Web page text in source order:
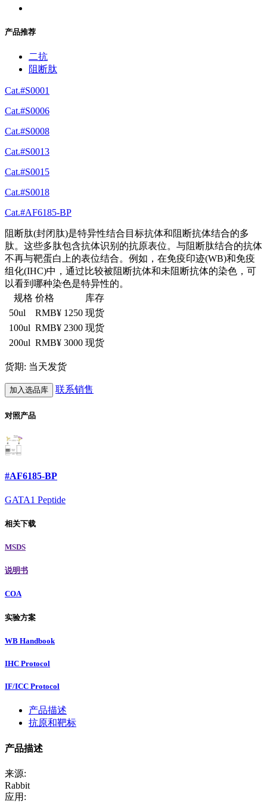
产品推荐
二抗
阻断肽
Cat.#S0001
Cat.#S0006
Cat.#S0008
Cat.#S0013
Cat.#S0015
Cat.#S0018
Cat.#AF6185-BP
阻断肽(封闭肽)是特异性结合目标抗体和阻断抗体结合的多
肽。这些多肽包含抗体识别的抗原表位。与阻断肽结合的抗体
不再与靶蛋白上的表位结合。例如，在免疫印迹(WB)和免疫
组化(IHC)中，通过比较被阻断抗体和未阻断抗体的染色，可
以看到哪种染色是特异性的。
规格 价格
库存
50ul
RMB¥ 1250 现货
100ul RMB¥ 2300 现货
200ul RMB¥ 3000 现货
货期: 当天发货
加入选品库 联系销售
对照产品
#AF6185-BP
GATA1 Peptide
相关下载
MSDS
说明书
COA
实验方案
WB Handbook
IHC Protocol
IF/ICC Protocol
产品描述
抗原和靶标
产品描述
来源:
Rabbit
应用: